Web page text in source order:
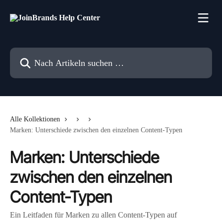
Nach Artikeln suchen …
Alle Kollektionen
Marken: Unterschiede zwischen den einzelnen Content-Typen
Marken: Unterschiede
zwischen den einzelnen
Content-Typen
Ein Leitfaden für Marken zu allen Content-Typen auf